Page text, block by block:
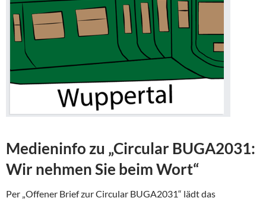
Medieninfo zu „Circular BUGA2031:
Wir nehmen Sie beim Wort“
Per „Offener Brief zur Circular BUGA2031“ lädt das